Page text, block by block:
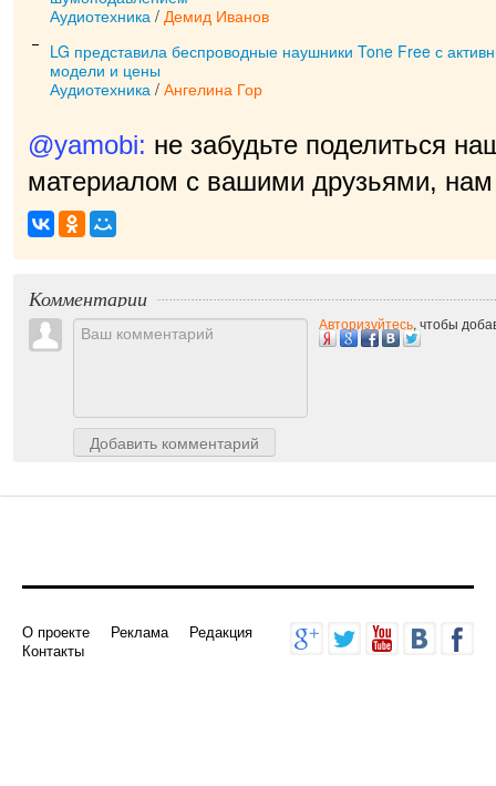
Аудиотехника / Демид Иванов
LG представила беспроводные наушники Tone Free с
модели и цены
Аудиотехника / Ангелина Гор
@yamobi: не забудьте поделиться
материалом с вашими друзьями, нам
приятно!
Комментарии